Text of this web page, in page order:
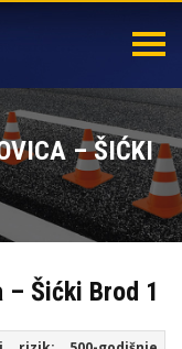
– ŠIĆKI
– Šićki Brod 1